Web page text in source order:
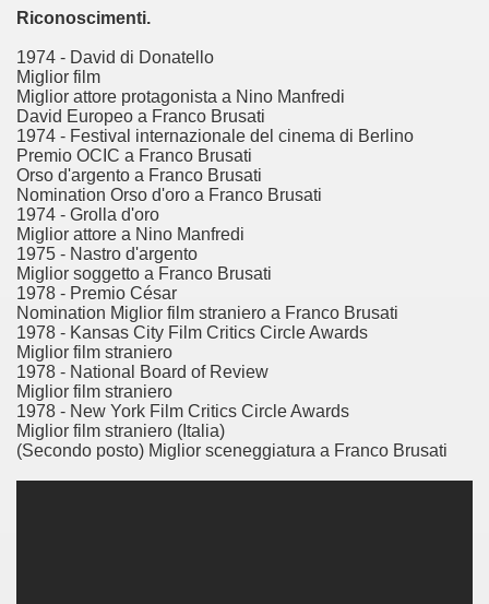
Riconoscimenti.
1974 - David di Donatello
Miglior film
Miglior attore protagonista a Nino Manfredi
David Europeo a Franco Brusati
1974 - Festival internazionale del cinema di Berlino
Premio OCIC a Franco Brusati
Orso d'argento a Franco Brusati
Nomination Orso d'oro a Franco Brusati
1974 - Grolla d'oro
Miglior attore a Nino Manfredi
1975 - Nastro d'argento
Miglior soggetto a Franco Brusati
1978 - Premio César
Nomination Miglior film straniero a Franco Brusati
1978 - Kansas City Film Critics Circle Awards
Miglior film straniero
1978 - National Board of Review
Miglior film straniero
1978 - New York Film Critics Circle Awards
Miglior film straniero (Italia)
(Secondo posto) Miglior sceneggiatura a Franco Brusati
classico
un esempio di film noir moderno
troppo parziale.
è riuscito a tenere alto il proprio nome, è anche
nella storia del cinema